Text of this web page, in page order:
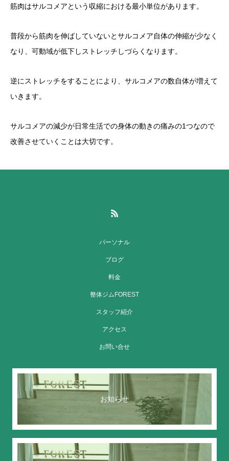
筋肉はサルコメアという収縮における最小単位があります。
普段から筋肉を伸ばしていないとサルコメア自体の伸縮が少なく
なり、可動域が低下しストレッチしづらくなります。
逆にストレッチをすることにより、サルコメアの数自体が増えて
いきます。
サルコメアの減少が日常生活での身体の動きの痛みの1つなので
改善させていくことは大切です。
パーソナル
ブログ
料金
整体ジムFOREST
スタッフ紹介
アクセス
お問い合せ
お知らせ